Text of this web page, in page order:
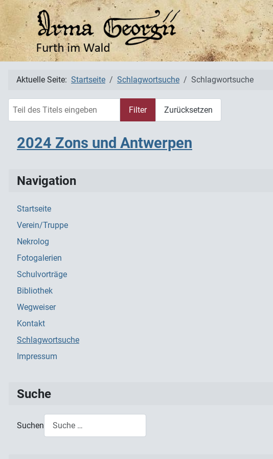
Aktuelle Seite: Startseite Schlagwortsuche Schlagwortsuche
Filter Zurücksetzen
2024 Zons und Antwerpen
Navigation
Startseite
Verein/Truppe
Nekrolog
Fotogalerien
Schulvorträge
Bibliothek
Wegweiser
Kontakt
Schlagwortsuche
Impressum
Suche
Suchen